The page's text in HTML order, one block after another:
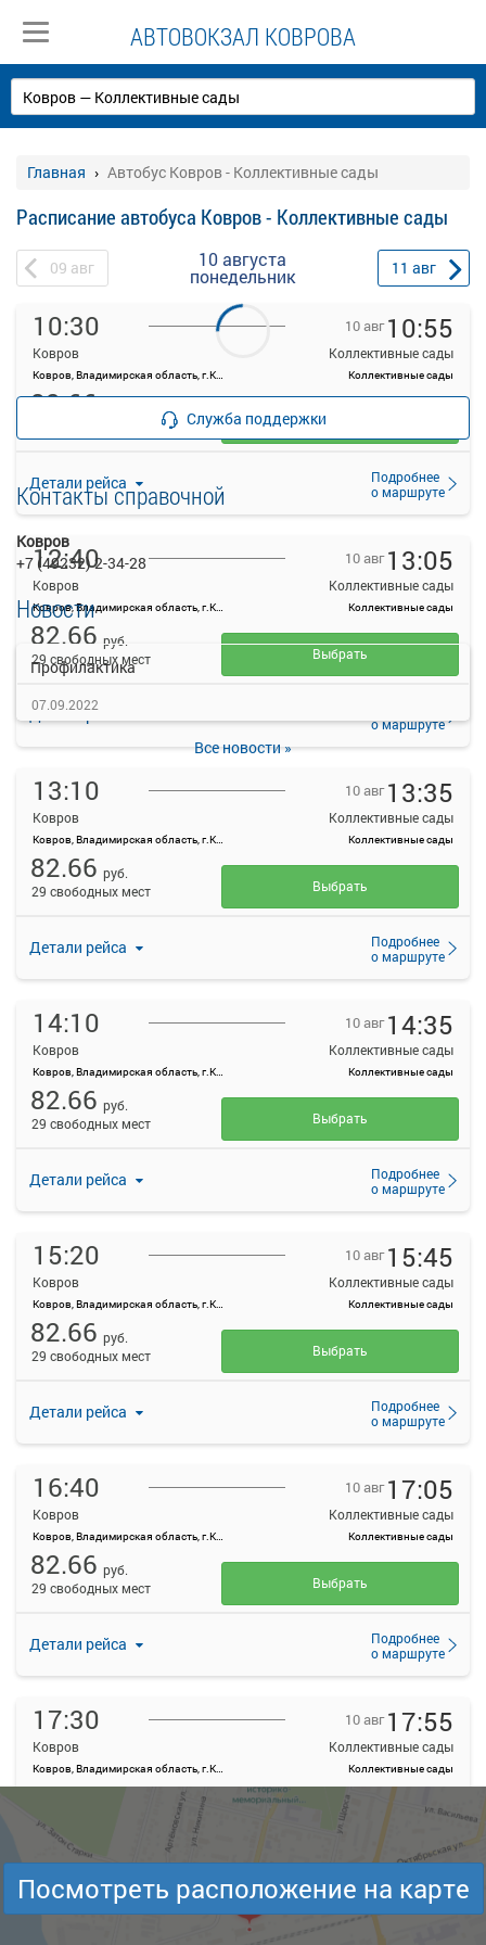
АВТОВОКЗАЛ КОВРОВА
Главная Автобус Ковров - Коллективные сады
Расписание автобуса Ковров - Коллективные сады
09 авг 10 августа
понедельник 11 авг
10:30
Ковров
Ковров, Владимирская область, г.Ковров, ул.Октябрьская, д.10
10 авг 10:55
Коллективные сады
Коллективные сады
Детали рейса
Подробнее
о маршруте
82.66
Выбрать
12:40
Ковров
Ковров, Владимирская область, г.Ковров, ул.Октябрьская, д.10
10 авг 13:05
Коллективные сады
Коллективные сады
Детали рейса
о маршруте
82.66 руб.
29 свободных мест
Выбрать
13:10
Ковров
Ковров, Владимирская область, г.Ковров, ул.Октябрьская, д.10
10 авг 13:35
Коллективные сады
Коллективные сады
Детали рейса
Подробнее
о маршруте
82.66 руб.
29 свободных мест
Выбрать
14:10
Ковров
Ковров, Владимирская область, г.Ковров, ул.Октябрьская, д.10
10 авг 14:35
Коллективные сады
Коллективные сады
Детали рейса
Подробнее
о маршруте
82.66 руб.
29 свободных мест
Выбрать
15:20
Ковров
Ковров, Владимирская область, г.Ковров, ул.Октябрьская, д.10
10 авг 15:45
Коллективные сады
Коллективные сады
Детали рейса
Подробнее
о маршруте
82.66 руб.
29 свободных мест
Выбрать
16:40
Ковров
Ковров, Владимирская область, г.Ковров, ул.Октябрьская, д.10
10 авг 17:05
Коллективные сады
Коллективные сады
Детали рейса
Подробнее
о маршруте
82.66 руб.
29 свободных мест
Выбрать
17:30
Ковров
Ковров, Владимирская область, г.Ковров, ул.Октябрьская, д.10
10 авг 17:55
Коллективные сады
Коллективные сады
Детали рейса
о маршруте
82.66
29 свободных мест
Выбрать
Служба поддержки
Контакты справочной
Ковров
+7 (49232) 2-34-28
Новости
Профилактика
07.09.2022
Все новости »
Посмотреть расположение на карте